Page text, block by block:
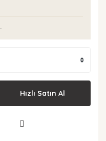
Hızlı Satın Al